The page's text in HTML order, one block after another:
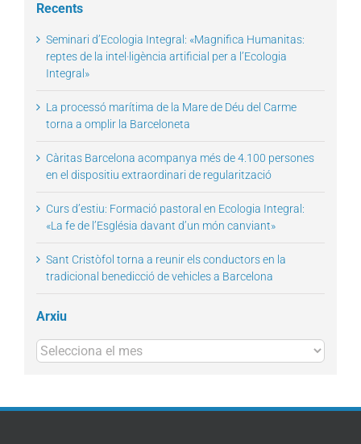
Recents
Seminari d’Ecologia Integral: «Magnifica Humanitas:
reptes de la intel·ligència artificial per a l’Ecologia
Integral»
La processó marítima de la Mare de Déu del Carme
torna a omplir la Barceloneta
Càritas Barcelona acompanya més de 4.100 persones
en el dispositiu extraordinari de regularització
Curs d’estiu: Formació pastoral en Ecologia Integral:
«La fe de l’Església davant d’un món canviant»
Sant Cristòfol torna a reunir els conductors en la
tradicional benedicció de vehicles a Barcelona
Arxiu
Arxius